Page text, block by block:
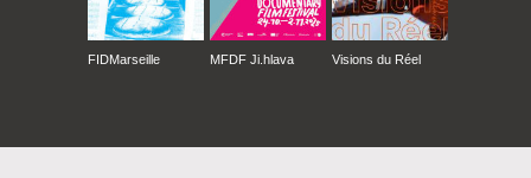
FIDMarseille MFDF Ji.hlava Visions du Réel